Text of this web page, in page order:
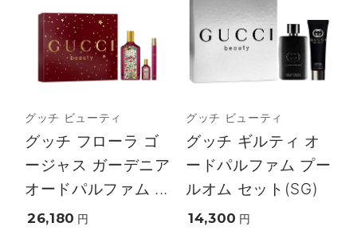
グッチ ビューティ
グッチ フローラ ゴ
ージャス ガーデニア
オードパルファム ...
26,180 円
グッチ ビューティ
グッチ ギルティ オ
ードパルファム プー
ルオム セット(SG)
14,300 円